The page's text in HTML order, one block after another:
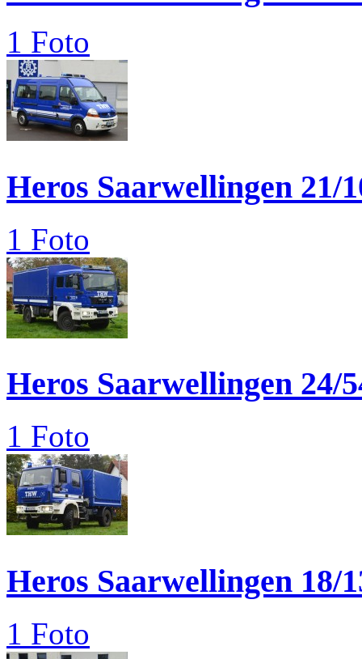
1 Foto
Heros Saarwellingen 21/
1 Foto
Heros Saarwellingen 24/
1 Foto
Heros Saarwellingen 18/
1 Foto